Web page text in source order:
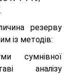
резерву
із методів:
сумнівної
аналізу